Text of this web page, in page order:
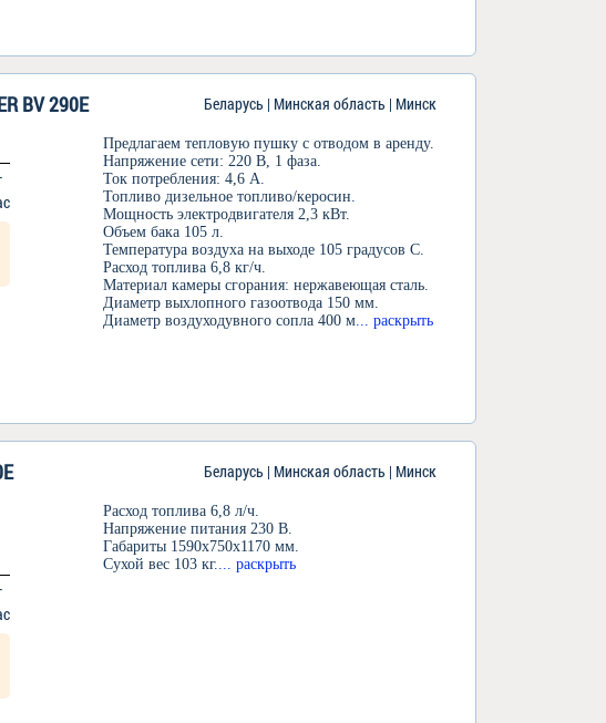
BV 290E Беларусь | Минская область | Минск
Предлагаем тепловую пушку с отводом в аренду.
Напряжение сети: 220 В, 1 фаза.
Ток потребления: 4,6 А.
Топливо дизельное топливо/керосин.
Мощность электродвигателя 2,3 кВт.
Объем бака 105 л.
Температура воздуха на выходе 105 градусов С.
Расход топлива 6,8 кг/ч.
Материал камеры сгорания: нержавеющая сталь.
Диаметр выхлопного газоотвода 150 мм.
Диаметр воздуходувного сопла 400 м... раскрыть
Беларусь | Минская область | Минск
Расход топлива 6,8 л/ч.
Напряжение питания 230 В.
Габариты 1590x750x1170 мм.
Сухой вес 103 кг.
... раскрыть